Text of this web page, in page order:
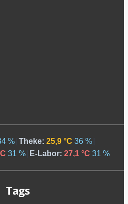
% Theke: 25,9 °C 36 %
31 % E-Labor: 27,1 °C 31 %
Tags